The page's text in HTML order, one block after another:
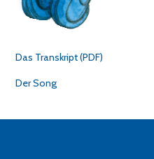
Das Transkript (PDF)
Der Song